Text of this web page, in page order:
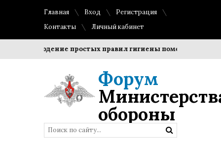
Главная Вход
Регистрация
Контакты
Личный кабинет
Соблюдение простых правил гигиены помогает
Форум
обороны